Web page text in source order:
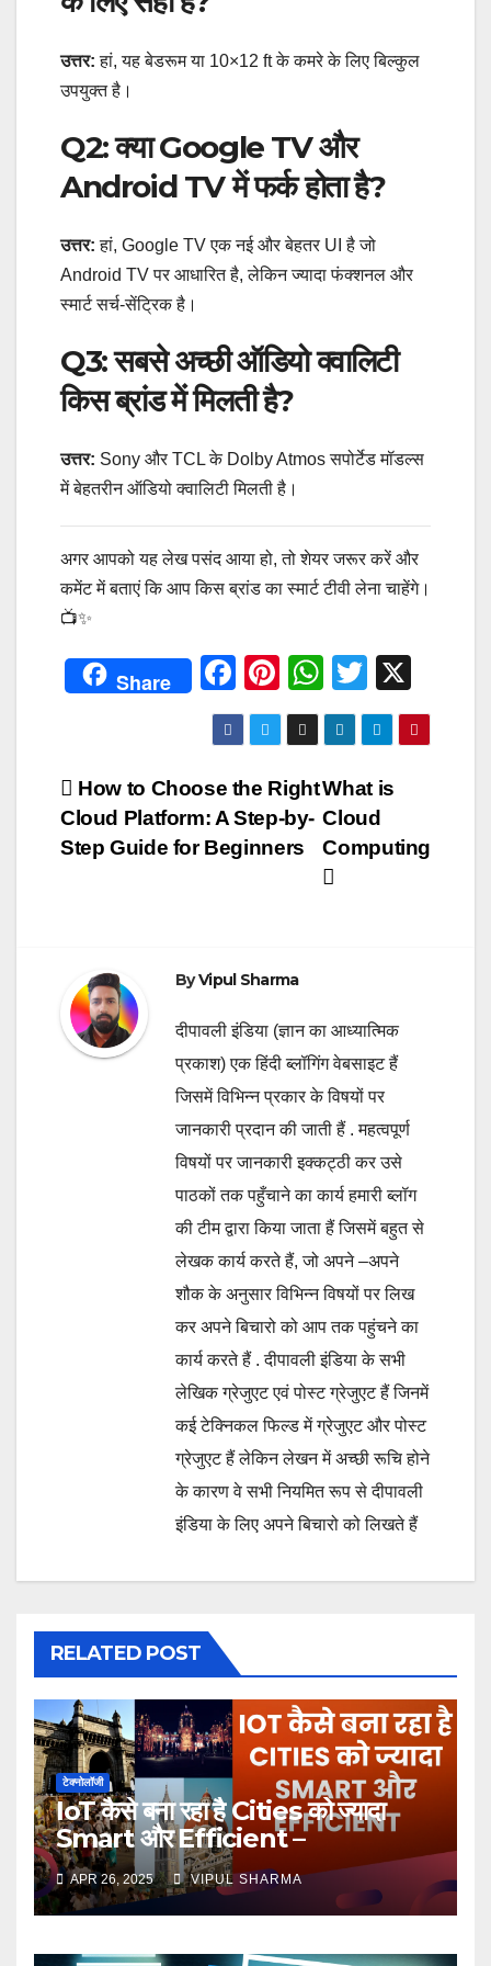
उत्तर: हां, यह बेडरूम या 10×12 ft के कमरे के लिए बिल्कुल
उपयुक्त है।
Q2: क्या Google TV और
Android TV में फर्क होता है?
उत्तर: हां, Google TV एक नई और बेहतर UI है जो
Android TV पर आधारित है, लेकिन ज्यादा फंक्शनल और
स्मार्ट सर्च-सेंट्रिक है।
Q3: सबसे अच्छी ऑडियो क्वालिटी
किस ब्रांड में मिलती है?
उत्तर: Sony और TCL के Dolby Atmos सपोर्टेड मॉडल्स
में बेहतरीन ऑडियो क्वालिटी मिलती है।
अगर आपको यह लेख पसंद आया हो, तो शेयर जरूर करें और
कमेंट में बताएं कि आप किस ब्रांड का स्मार्ट टीवी लेना चाहेंगे।
📺✨
Share
F
a
c
e
b
o
Pi
nt
er
e
st
W
h
at
s
A
p
p
T
wi
tt
er
Post
navigation
What is
Cloud
Computing
How to Choose the Right
Cloud Platform: A Step-by-
Step Guide for Beginners
ByVipul Sharma
दीपावली इंडिया (ज्ञान का आध्यात्मिक
प्रकाश) एक हिंदी ब्लॉगिंग वेबसाइट हैं
जिसमें विभिन्न प्रकार के विषयों पर
जानकारी प्रदान की जाती हैं . महत्वपूर्ण
विषयों पर जानकारी इक्कट्ठी कर उसे
पाठकों तक पहुँचाने का कार्य हमारी ब्लॉग
की टीम द्वारा किया जाता हैं जिसमें बहुत से
लेखक कार्य करते हैं, जो अपने –अपने
शौक के अनुसार विभिन्न विषयों पर लिख
कर अपने बिचारो को आप तक पहुंचने का
कार्य करते हैं . दीपावली इंडिया के सभी
लेखिक ग्रेजुएट एवं पोस्ट ग्रेजुएट हैं जिनमें
कई टेक्निकल फिल्ड में ग्रेजुएट और पोस्ट
ग्रेजुएट हैं लेकिन लेखन में अच्छी रूचि होने
के कारण वे सभी नियमित रूप से दीपावली
इंडिया के लिए अपने बिचारो को लिखते हैं
RELATED POST
टेक्नोलॉजी
IoT कैसे बना रहा है Cities को ज्यादा
Smart और Efficient –
Complete Guide
APR 26, 2025 VIPUL SHARMA